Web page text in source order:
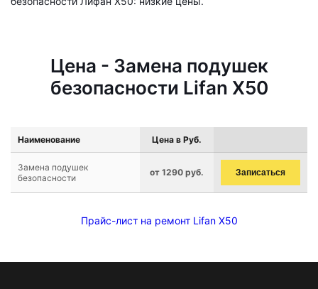
Цена - Замена подушек
безопасности Lifan X50
Наименование Цена в Руб.
Замена подушек
безопасности
от 1290 руб. Записаться
Прайс-лист на ремонт Lifan X50